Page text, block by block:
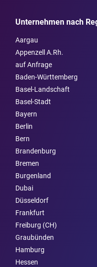
Unternehmen nach
Aargau
Appenzell A.Rh.
auf Anfrage
Baden-Württemberg
Basel-Landschaft
Basel-Stadt
Bayern
Berlin
Bern
Brandenburg
Bremen
Burgen­land
Dubai
Düsseldorf
Frankfurt
Freiburg (CH)
Graubünden
Hamburg
Hessen